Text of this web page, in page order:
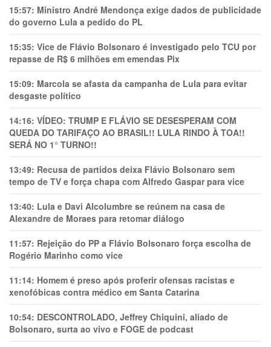
15:57: Ministro André Mendonça exige dados de publicidade
do governo Lula a pedido do PL
15:35: Vice de Flávio Bolsonaro é investigado pelo TCU por
repasse de R$ 6 milhões em emendas Pix
15:09: Marcola se afasta da campanha de Lula para evitar
desgaste político
14:16: VÍDEO: TRUMP E FLÁVIO SE DESESPERAM COM
QUEDA DO TARIFAÇO AO BRASIL!! LULA RINDO À TOA!!
SERÁ NO 1° TURNO!!
13:49: Recusa de partidos deixa Flávio Bolsonaro sem
tempo de TV e força chapa com Alfredo Gaspar para vice
13:40: Lula e Davi Alcolumbre se reúnem na casa de
Alexandre de Moraes para retomar diálogo
11:57: Rejeição do PP a Flávio Bolsonaro força escolha de
Rogério Marinho como vice
11:14: Homem é preso após proferir ofensas racistas e
xenofóbicas contra médico em Santa Catarina
10:54: DESCONTROLADO, Jeffrey Chiquini, aliado de
Bolsonaro, surta ao vivo e FOGE de podcast